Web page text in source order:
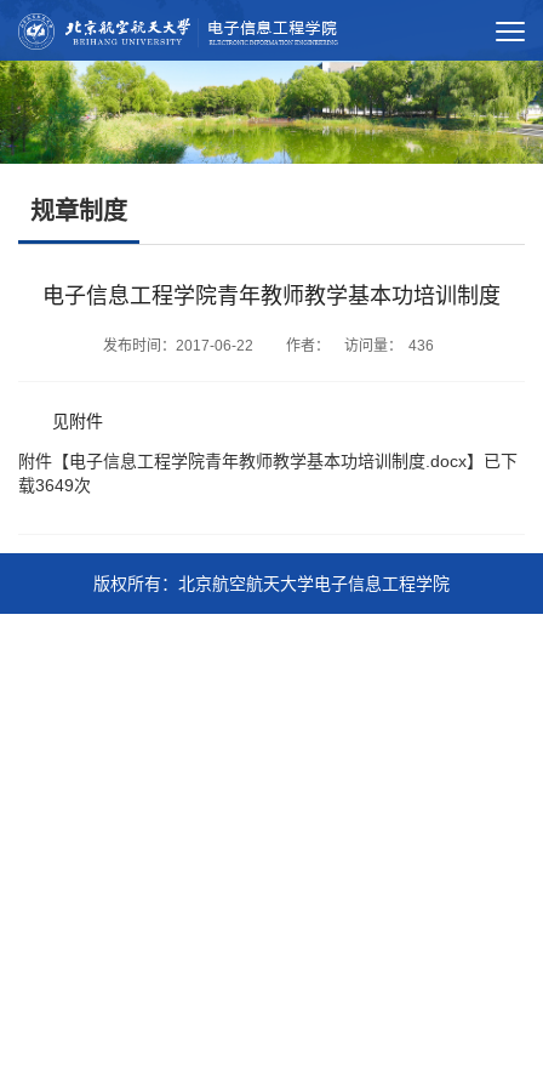
规章制度
电子信息工程学院青年教师教学基本功培训制度
发布时间：2017-06-22 作者： 访问量： 436
见附件
附件【电子信息工程学院青年教师教学基本功培训制度.docx】已下
载3649次
版权所有：北京航空航天大学电子信息工程学院